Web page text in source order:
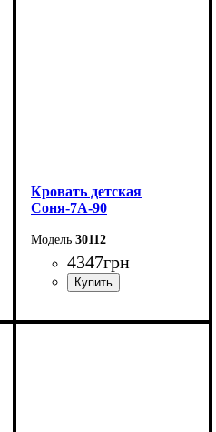
Кровать детская
Соня-7А-90
30112
4347грн
Длина - 204,8 см